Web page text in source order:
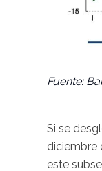
Fuente:
Si se
diciembre
este